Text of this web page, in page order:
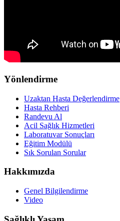
Yönlendirme
Uzaktan Hasta Değerlendirme
Hasta Rehberi
Randevu Al
Acil Sağlık Hizmetleri
Laboratuvar Sonuçları
Eğitim Modülü
Sık Sorulan Sorular
Hakkımızda
Genel Bilgilendirme
Video